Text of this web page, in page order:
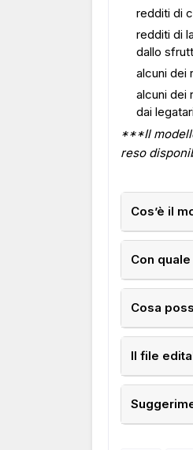
redditi di
redditi di
dallo
alcuni dei
alcuni dei
dai
***Il
reso
Cos’è il
Con
Cosa
Il file